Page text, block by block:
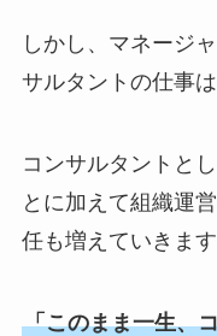
しかし、マネージ
サルタントの仕事
コンサルタントと
とに加えて組織運
任も増えていきます
「このまま一生、